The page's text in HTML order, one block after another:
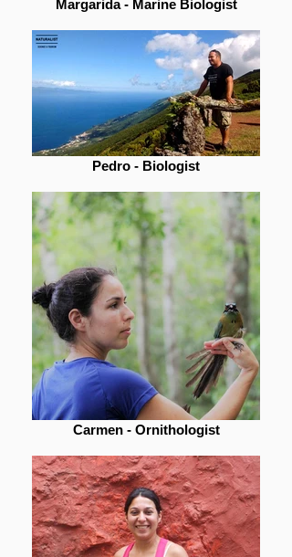
Margarida - Marine Biologist
Pedro - Biologist
Carmen - Ornithologist